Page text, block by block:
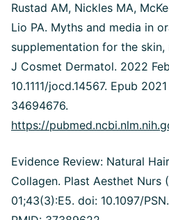
Rustad AM, Nickles MA,
Lio PA. Myths and media in
supplementation for the skin,
J Cosmet Dermatol. 2022
10.1111/jocd.14567. Epub
34694676.
https://
Evidence Review: Natural
Collagen. Plast Aesthet Nurs
01;43(3):E5. doi: 10.1097/